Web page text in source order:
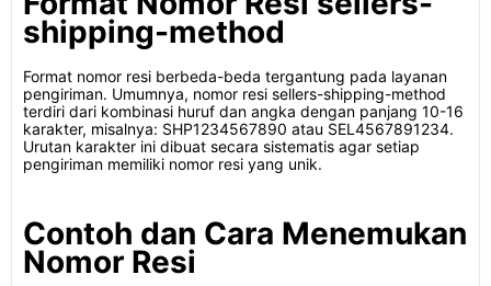
shipping-method
Format nomor resi berbeda-beda tergantung pada layanan
pengiriman. Umumnya, nomor resi sellers-shipping-method
terdiri dari kombinasi huruf dan angka dengan panjang 10-16
karakter, misalnya: SHP1234567890 atau SEL4567891234.
Urutan karakter ini dibuat secara sistematis agar setiap
pengiriman memiliki nomor resi yang unik.
Contoh dan Cara Menemukan
Nomor Resi